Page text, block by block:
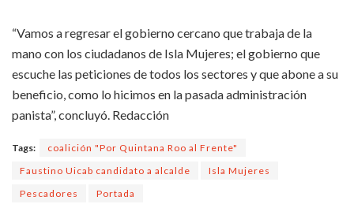
“Vamos a regresar el gobierno cercano que trabaja de la
mano con los ciudadanos de Isla Mujeres; el gobierno que
escuche las peticiones de todos los sectores y que abone a su
beneficio, como lo hicimos en la pasada administración
panista”, concluyó. Redacción
Tags:
coalición "Por Quintana Roo al Frente"
Faustino Uicab candidato a alcalde
Isla Mujeres
Pescadores
Portada